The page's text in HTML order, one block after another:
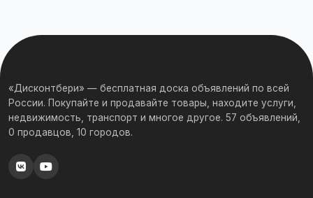
«Дисконтбери» — бесплатная доска объявлений по всей
России. Покупайте и продавайте товары, находите услуги,
недвижимость, транспорт и многое другое. 57 объявлений,
0 продавцов, 10 городов.